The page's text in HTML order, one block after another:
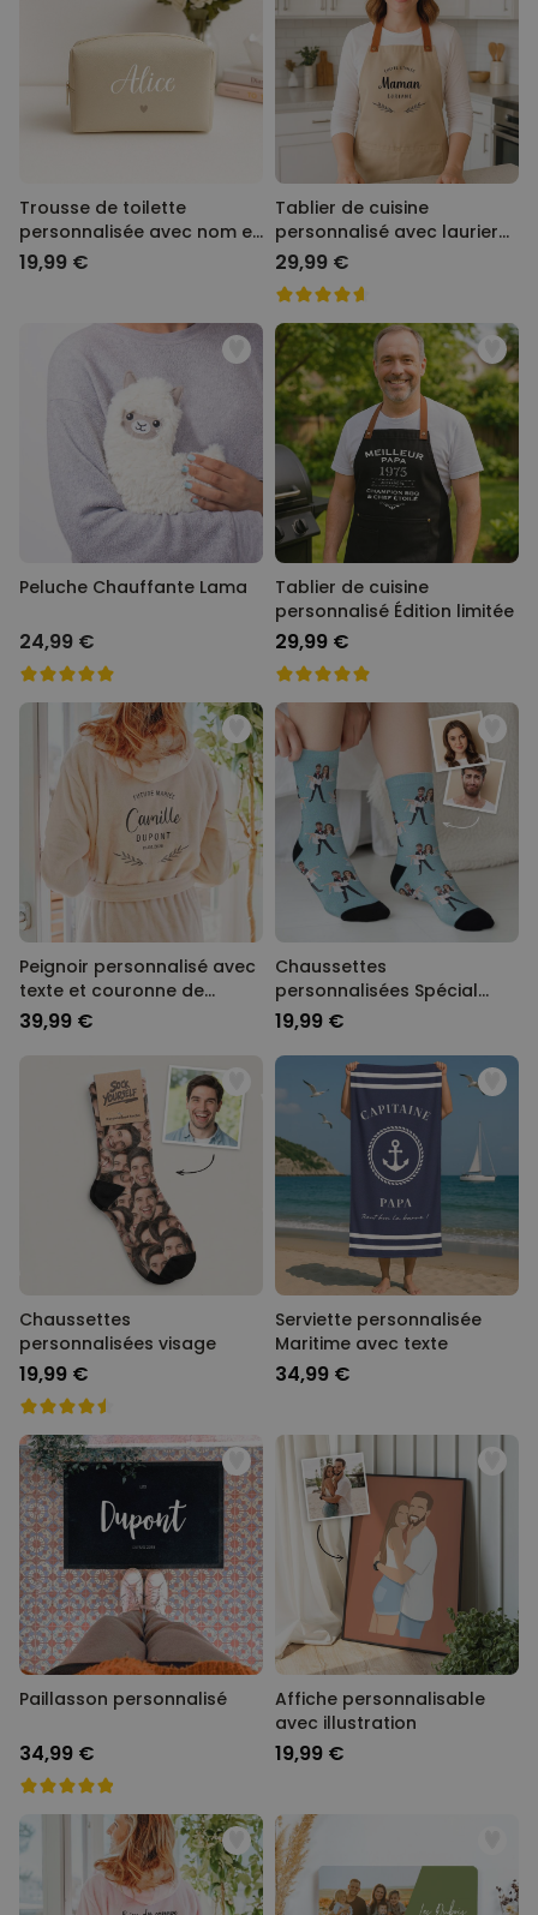
Trousse de toilette
personnalisée avec nom et
picto
19,99 €
Tablier de cuisine
personnalisé avec laurier
et texte
29,99 €
Peluche Chauffante Lama
24,99 €
Tablier de cuisine
personnalisé Édition limitée
29,99 €
Peignoir personnalisé avec
texte et couronne de
laurier
39,99 €
Chaussettes
personnalisées Spécial
Mariage avec 2 visages
19,99 €
Chaussettes
personnalisées visage
19,99 €
Serviette personnalisée
Maritime avec texte
34,99 €
Paillasson personnalisé
34,99 €
Affiche personnalisable
avec illustration
19,99 €